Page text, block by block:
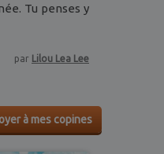
Tu penses y
par Lilou Lea Lee
à mes copines